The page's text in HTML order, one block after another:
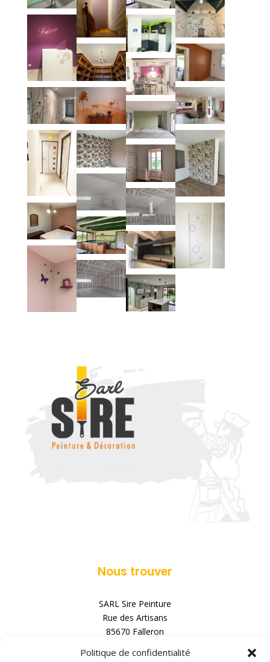
Politique de confidentialité
Nous trouver
SARL Sire Peinture
Rue des Artisans
85670 Falleron